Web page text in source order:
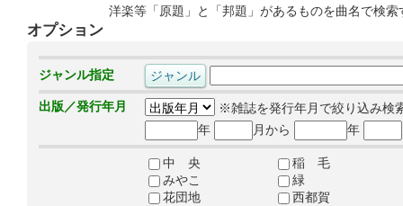
洋楽等「原題」と「邦題」があるものを曲名で検
オプション
ジャンル指定
出版／発行年月
※雑誌を発行年月で絞り込み検
年
月から 年
中 央
稲 毛
みやこ
緑
花団地
西都賀